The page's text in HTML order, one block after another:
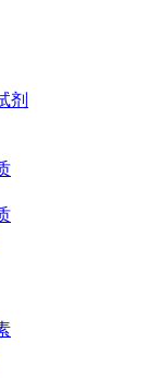
剂